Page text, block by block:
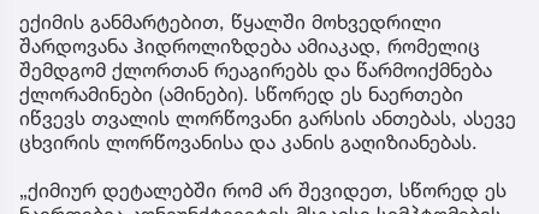
ექიმის განმარტებით, წყალში მოხვედრილი
შარდოვანა ჰიდროლიზდება ამიაკად, რომელიც
შემდგომ ქლორთან რეაგირებს და წარმოიქმნება
ქლორამინები (ამინები). სწორედ ეს ნაერთები
იწვევს თვალის ლორწოვანი გარსის ანთებას, ასევე
ცხვირის ლორწოვანისა და კანის გაღიზიანებას.
„ქიმიურ დეტალებში რომ არ შევიდეთ, სწორედ ეს